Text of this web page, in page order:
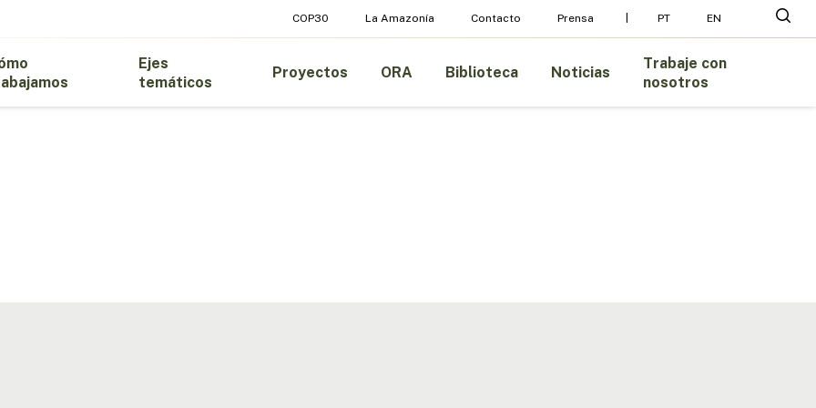
COP30 La Amazonía Contacto Prensa PT EN
Ejes
temáticos
Proyectos ORA Biblioteca Noticias
Trabaje con
nosotros
Menu